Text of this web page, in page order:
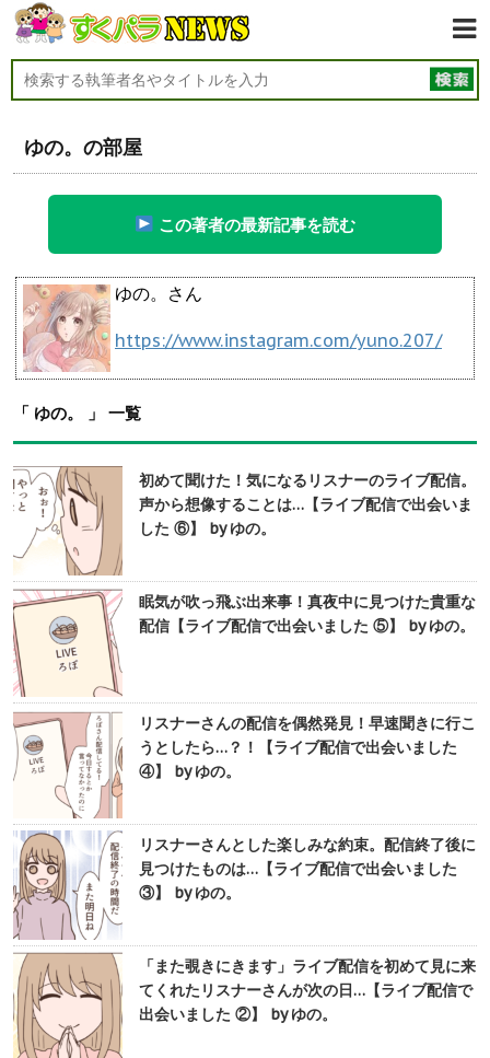
ゆの。の部屋
この著者の最新記事を読む
ゆの。さん
https://www.instagram.com/yuno.207/
「 ゆの。 」 一覧
初めて聞けた！気になるリスナーのライブ配信。
声から想像することは…【ライブ配信で出会いま
した ⑥】 by ゆの。
眠気が吹っ飛ぶ出来事！真夜中に見つけた貴重な
配信【ライブ配信で出会いました ⑤】 by ゆの。
リスナーさんの配信を偶然発見！早速聞きに行こ
うとしたら…？！【ライブ配信で出会いました
④】 by ゆの。
リスナーさんとした楽しみな約束。配信終了後に
見つけたものは…【ライブ配信で出会いました
③】 by ゆの。
「また覗きにきます」ライブ配信を初めて見に来
てくれたリスナーさんが次の日…【ライブ配信で
出会いました ②】 by ゆの。